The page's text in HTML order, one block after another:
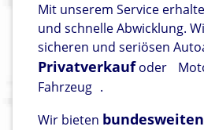
Mit unserem Service
und schnelle Abwicklung.
sicheren und seriösen
Privatverkaufoder
Fahrzeug .
Wir bieten